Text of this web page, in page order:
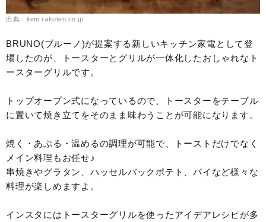
出典：item.rakuten.co.jp
BRUNO(ブルーノ)が提案する新しいキッチン家電として登
場したのが、トースターとグリルが一体化したおしゃれなト
ースターグリルです。
トップオープン式になっているので、トースターをテーブル
に置いて焼き立てをそのまま味わうことが可能になります。
焼く・あぶる・温めるの調理が可能で、トーストだけでなく
メイン料理もお任せ♪
串焼きやグラタン、ハッセルバックポテト、パイなど様々な
料理が楽しめますよ。
インスタにはトースターグリルを使ったアイデアレシピが多